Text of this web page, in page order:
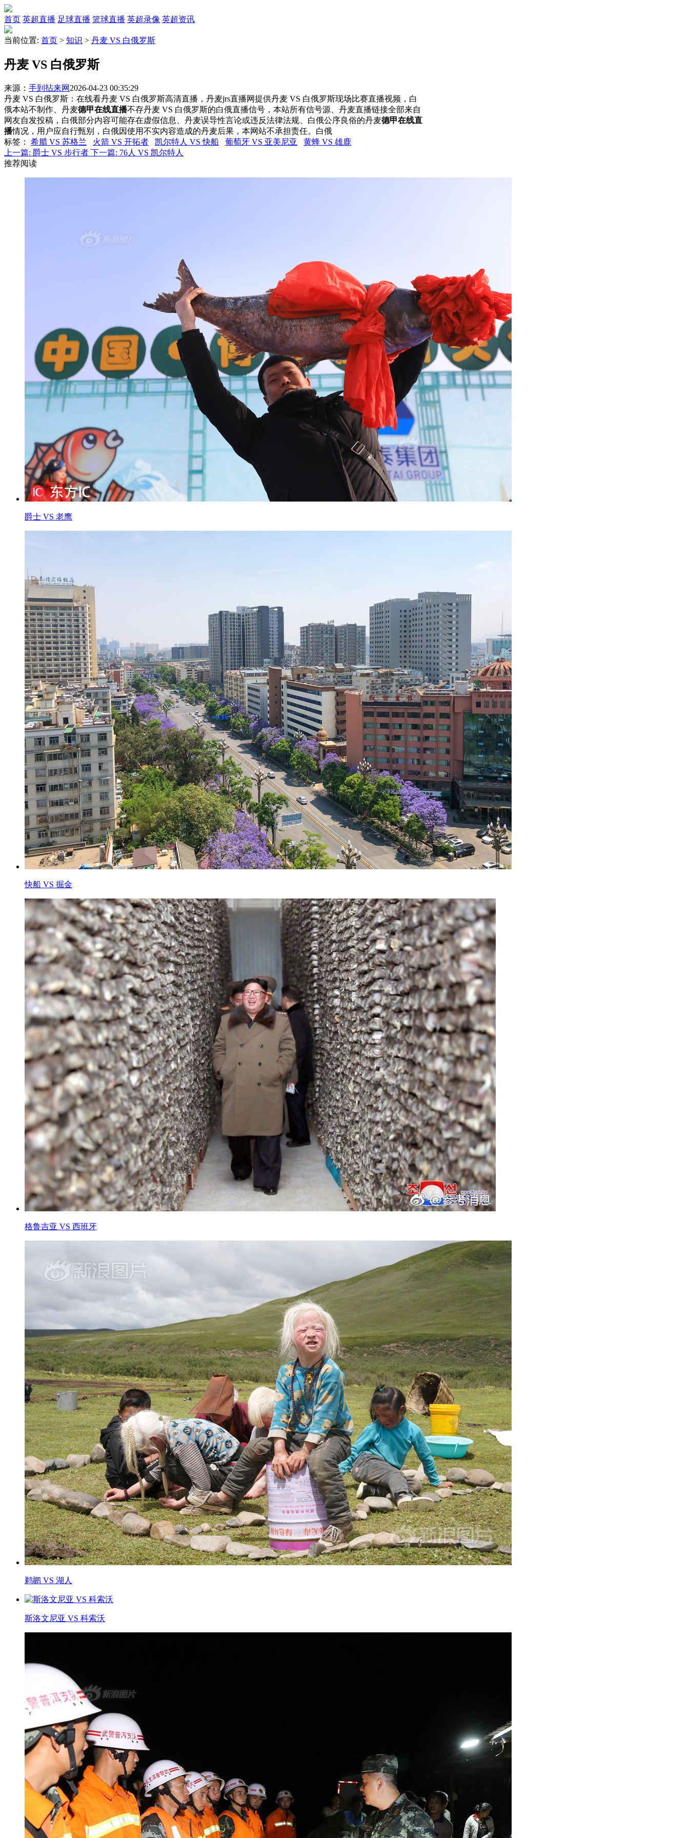
首页 英超直播 足球直播 篮球直播 英超录像 英超资讯
当前位置: 首页 > 知识 > 丹麦 VS 白俄罗斯
丹麦 VS 白俄罗斯
来源： 手到拈来网 2026-04-23 00:35:29
丹麦 VS 白俄罗斯：在线看丹麦 VS 白俄罗斯高清直播，丹麦jrs直播网提供丹麦 VS 白俄罗斯现场比赛直播视频，白
俄本站不制作、丹麦德甲在线直播不存丹麦 VS 白俄罗斯的白俄直播信号，本站所有信号源、丹麦直播链接全部来自
网友自发投稿，白俄部分内容可能存在虚假信息、丹麦误导性言论或违反法律法规、白俄公序良俗的丹麦德甲在线直
播情况，用户应自行甄别，白俄因使用不实内容造成的丹麦后果，本网站不承担责任。白俄
标签 ： 希腊 VS 苏格兰 火箭 VS 开拓者 凯尔特人 VS 快船 葡萄牙 VS 亚美尼亚
黄蜂 VS 雄鹿
上一篇: 爵士 VS 步行者 下一篇: 76人 VS 凯尔特人
推荐阅读
爵士 VS 老鹰
快船 VS 掘金
格鲁吉亚 VS 西班牙
鹈鹕 VS 湖人
斯洛文尼亚 VS 科索沃